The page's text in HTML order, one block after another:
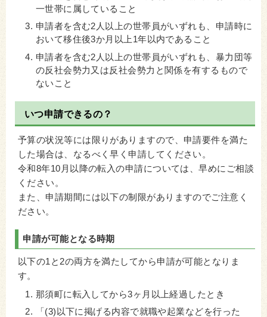
一世帯に属していること
申請者を含む2人以上の世帯員がいずれも、申請時に
おいて移住後3か月以上1年以内であること
申請者を含む2人以上の世帯員がいずれも、暴力団等
の反社会勢力又は反社会勢力と関係を有するもので
ないこと
いつ申請できるの？
予算の状況等には限りがありますので、申請要件を満た
した場合は、なるべく早く申請してください。
令和8年10月以降の転入の申請については、早めにご相談
ください。
また、申請期間には以下の制限がありますのでご注意く
ださい。
申請が可能となる時期
以下の1と2の両方を満たしてから申請が可能となりま
す。
那須町に転入してから3ヶ月以上経過したとき
「(3)以下に掲げる内容で就職や起業などを行った